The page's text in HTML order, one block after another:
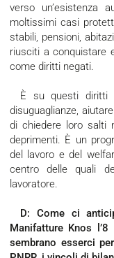
verso un’esistenza
moltissimi casi
stabili, pensioni,
riusciti a conquistare
come diritti negati.
È su questi diritti che occorre investire, per superare le
disuguaglianze,
di chiedere loro salti
deprimenti. È un
del lavoro e del
centro delle quali
lavoratore.
D: Come ci anticipava durante il dibattito tenutosi alle
Manifatture Knos
sembrano esserci